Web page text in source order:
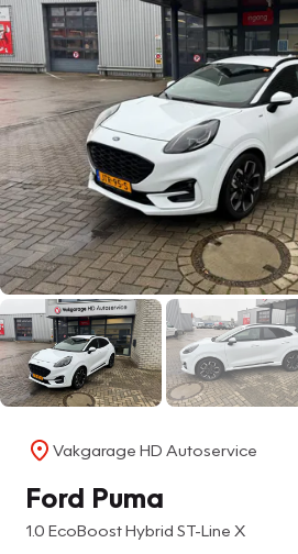
Vakgarage HD Autoservice
Ford Puma
1.0 EcoBoost Hybrid ST-Line X